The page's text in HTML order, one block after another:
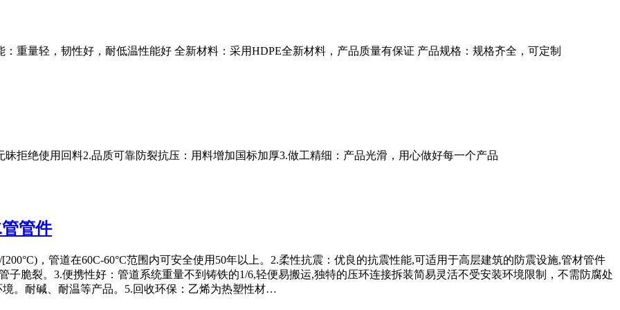
：重量轻，韧性好，耐低温性能好 全新材料：采用HDPE全新材料，产品质量有保证 产品规格：规格齐全，可定制
昧拒绝使用回料2.品质可靠防裂抗压：用料增加国标加厚3.做工精细：产品光滑，用心做好每一个产品
管件
，管道在60C-60°C范围内可安全使用50年以上。2.柔性抗震：优良的抗震性能,可适用于高层建筑的防震设施,管材管件
子脆裂。3.便携性好：管道系统重量不到铸铁的1/6,轻便易搬运,独特的压环连接拆装简易灵活不受安装环境限制，不需防腐处
。耐碱、耐温等产品。5.回收环保：乙烯为热塑性材…